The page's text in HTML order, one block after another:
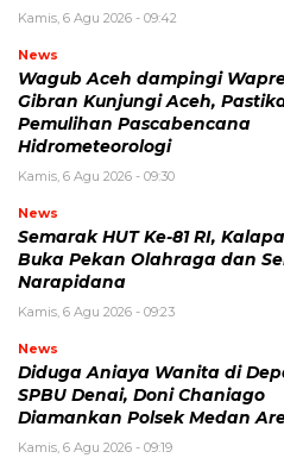
Kamis, 6 Agu 2026 - 09:42
News
Wagub Aceh dampingi
Gibran Kunjungi Aceh,
Pemulihan Pascabencana
Hidrometeorologi
Kamis, 6 Agu 2026 - 09:30
News
Semarak HUT Ke-81 RI,
Buka Pekan Olahraga dan
Narapidana
Kamis, 6 Agu 2026 - 09:23
News
Diduga Aniaya Wanita di
SPBU Denai, Doni Chaniago
Diamankan Polsek Medan
Kamis, 6 Agu 2026 - 09:19